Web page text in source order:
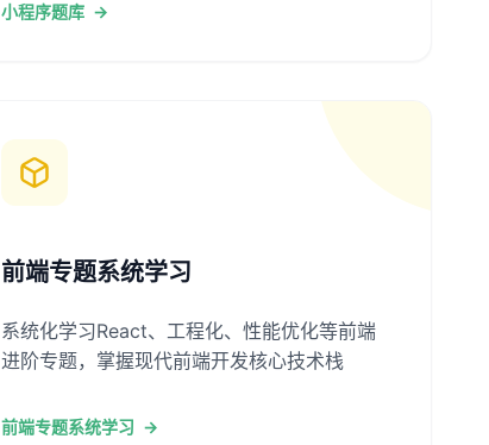
小程序题库 →
前端专题系统学习
系统化学习React、工程化、性能优化等前端
进阶专题，掌握现代前端开发核心技术栈
前端专题系统学习 →